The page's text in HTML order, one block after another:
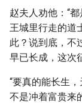
赵夫人劝他：“
王城里行走的道
此？说到底，不
早已长成，这次
“要真的能长生
不是冲着富贵来